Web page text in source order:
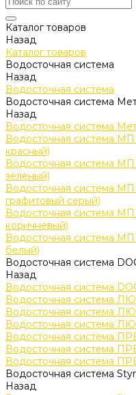
Каталог товаров
Назад
Каталог товаров
Водосточная система
Назад
Водосточная система
Водосточная система
Назад
Водосточная система
Водосточная система
красный)
Водосточная система
зеленый)
Водосточная система
графитовый серый)
Водосточная система
коричневый)
Водосточная система
белый)
Водосточная система
Назад
Водосточная система
Водосточная система
Водосточная система
Водосточная система
Водосточная система
Водосточная система
Водосточная система
Водосточная система
Назад